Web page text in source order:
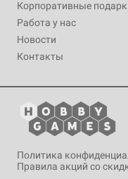
Корпоративные
Работа у нас
Новости
Контакты
Политика
Правила акций со